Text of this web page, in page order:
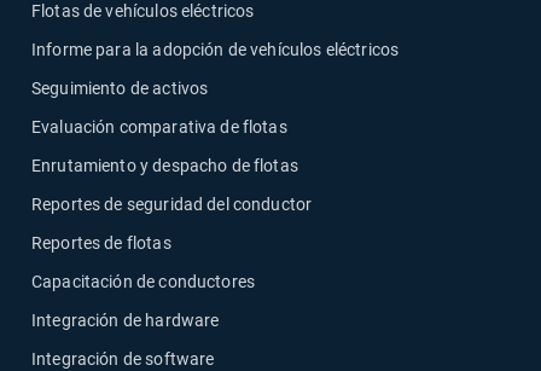
Flotas de vehículos eléctricos
Informe para la adopción de vehículos eléctricos
Seguimiento de activos
Evaluación comparativa de flotas
Enrutamiento y despacho de flotas
Reportes de seguridad del conductor
Reportes de flotas
Capacitación de conductores
Integración de hardware
Integración de software